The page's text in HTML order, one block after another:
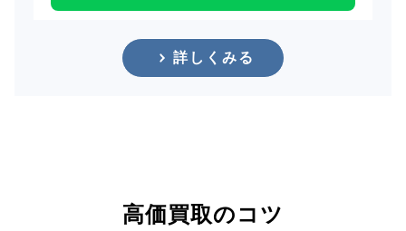
詳しくみる
高価買取のコツ